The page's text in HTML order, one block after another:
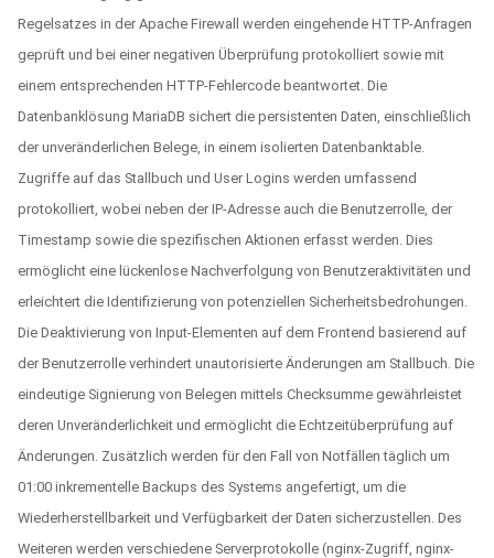
Regelsatzes in der Apache Firewall werden eingehende HTTP-Anfragen
geprüft und bei einer negativen Überprüfung protokolliert sowie mit
einem entsprechenden HTTP-Fehlercode beantwortet. Die
Datenbanklösung MariaDB sichert die persistenten Daten, einschließlich
der unveränderlichen Belege, in einem isolierten Datenbanktable.
Zugriffe auf das Stallbuch und User Logins werden umfassend
protokolliert, wobei neben der IP-Adresse auch die Benutzerrolle, der
Timestamp sowie die spezifischen Aktionen erfasst werden. Dies
ermöglicht eine lückenlose Nachverfolgung von Benutzeraktivitäten und
erleichtert die Identifizierung von potenziellen Sicherheitsbedrohungen.
Die Deaktivierung von Input-Elementen auf dem Frontend basierend auf
der Benutzerrolle verhindert unautorisierte Änderungen am Stallbuch. Die
eindeutige Signierung von Belegen mittels Checksumme gewährleistet
deren Unveränderlichkeit und ermöglicht die Echtzeitüberprüfung auf
Änderungen. Zusätzlich werden für den Fall von Notfällen täglich um
01:00 inkrementelle Backups des Systems angefertigt, um die
Wiederherstellbarkeit und Verfügbarkeit der Daten sicherzustellen. Des
Weiteren werden verschiedene Serverprotokolle (nginx-Zugriff, nginx-